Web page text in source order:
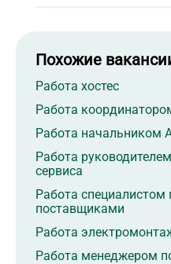
Похожие
Работа хостес
Работа
Работа начальником
Работа
сервиса
Работа специалистом
поставщиками
Работа
Работа менеджером